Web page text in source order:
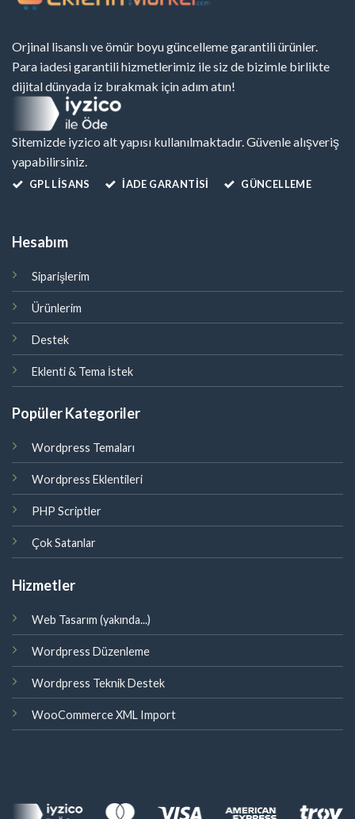
Orjinal lisanslı ve ömür boyu güncelleme garantili ürünler.
Para iadesi garantili hizmetlerimiz ile siz de bizimle birlikte
dijital dünyada iz bırakmak için adım atın!
Sitemizde iyzico alt yapısı kullanılmaktadır. Güvenle alışveriş
yapabilirsiniz.
GPL LISANS İADE GARANTİSİ GÜNCELLEME
Hesabım
Siparişlerim
Ürünlerim
Destek
Eklenti & Tema İstek
Popüler Kategoriler
Wordpress Temaları
Wordpress Eklentileri
PHP Scriptler
Çok Satanlar
Hizmetler
Web Tasarım (yakında...)
Wordpress Düzenleme
Wordpress Teknik Destek
WooCommerce XML Import